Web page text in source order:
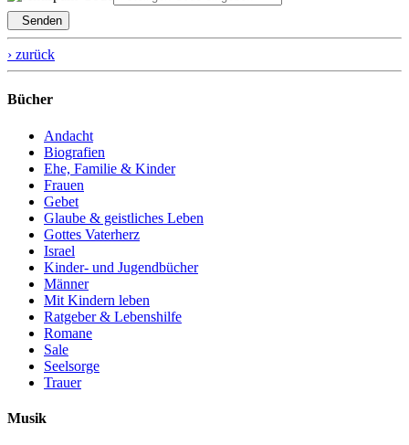
Senden
› zurück
Bücher
Andacht
Biografien
Ehe, Familie & Kinder
Frauen
Gebet
Glaube & geistliches Leben
Gottes Vaterherz
Israel
Kinder- und Jugendbücher
Männer
Mit Kindern leben
Ratgeber & Lebenshilfe
Romane
Sale
Seelsorge
Trauer
Musik